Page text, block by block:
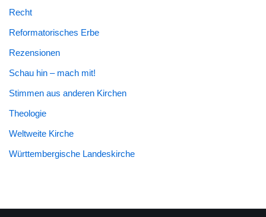
Recht
Reformatorisches Erbe
Rezensionen
Schau hin – mach mit!
Stimmen aus anderen Kirchen
Theologie
Weltweite Kirche
Württembergische Landeskirche